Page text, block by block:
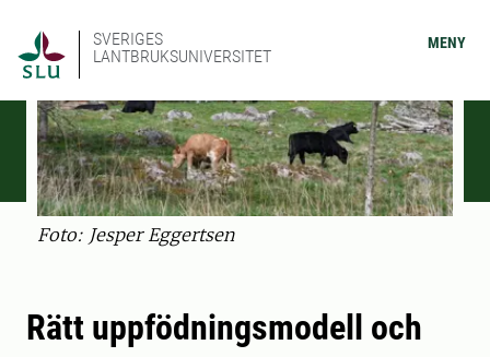
SVERIGES
LANTBRUKSUNIVERSITET
MENY
Foto: Jesper Eggertsen
Rätt uppfödningsmodell och